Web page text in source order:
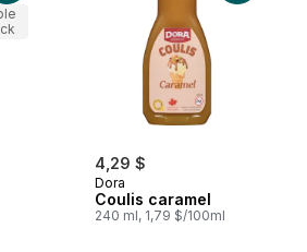
4,29 $
Dora
Coulis caramel
240 ml, 1,79 $/100ml